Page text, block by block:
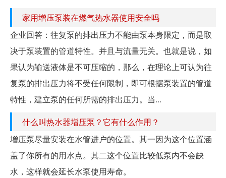
家用增压泵装在燃气热水器使用安全吗
企业回答：往复泵的排出压力不能由泵本身限定，而是取
决于泵装置的管道特性。并且与流量无关。也就是说，如
果认为输送液体是不可压缩的，那么，在理论上可认为往
复泵的排出压力将不受任何限制，即可根据泵装置的管道
特性，建立泵的任何所需的排出压力。当...
什么叫热水器增压泵？它有什么作用？
增压泵尽量安装在水管进户的位置。其一因为这个位置涵
盖了你所有的用水点。其二这个位置比较低泵内不会缺
水，这样就会延长水泵使用寿命。